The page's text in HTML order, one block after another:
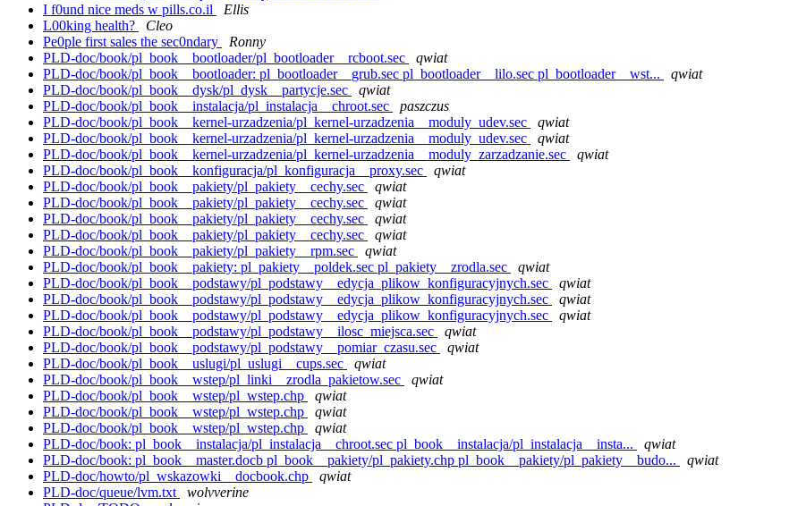
I f0und nice meds w pills.co.il
Ellis
L00king health?
Cleo
Pe0ple first sales the sec0ndary
Ronny
PLD-doc/book/pl_book__bootloader/pl_bootloader__rcboot.sec
qwiat
PLD-doc/book/pl_book__bootloader: pl_bootloader__grub.sec pl_bootloader__lilo.sec pl_bootloader__wst...
qwiat
PLD-doc/book/pl_book__dysk/pl_dysk__partycje.sec
qwiat
PLD-doc/book/pl_book__instalacja/pl_instalacja__chroot.sec
paszczus
PLD-doc/book/pl_book__kernel-urzadzenia/pl_kernel-urzadzenia__moduly_udev.sec
qwiat
PLD-doc/book/pl_book__kernel-urzadzenia/pl_kernel-urzadzenia__moduly_udev.sec
qwiat
PLD-doc/book/pl_book__kernel-urzadzenia/pl_kernel-urzadzenia__moduly_zarzadzanie.sec
qwiat
PLD-doc/book/pl_book__konfiguracja/pl_konfiguracja__proxy.sec
qwiat
PLD-doc/book/pl_book__pakiety/pl_pakiety__cechy.sec
qwiat
PLD-doc/book/pl_book__pakiety/pl_pakiety__cechy.sec
qwiat
PLD-doc/book/pl_book__pakiety/pl_pakiety__cechy.sec
qwiat
PLD-doc/book/pl_book__pakiety/pl_pakiety__cechy.sec
qwiat
PLD-doc/book/pl_book__pakiety/pl_pakiety__rpm.sec
qwiat
PLD-doc/book/pl_book__pakiety: pl_pakiety__poldek.sec pl_pakiety__zrodla.sec
qwiat
PLD-doc/book/pl_book__podstawy/pl_podstawy__edycja_plikow_konfiguracyjnych.sec
qwiat
PLD-doc/book/pl_book__podstawy/pl_podstawy__edycja_plikow_konfiguracyjnych.sec
qwiat
PLD-doc/book/pl_book__podstawy/pl_podstawy__edycja_plikow_konfiguracyjnych.sec
qwiat
PLD-doc/book/pl_book__podstawy/pl_podstawy__ilosc_miejsca.sec
qwiat
PLD-doc/book/pl_book__podstawy/pl_podstawy__pomiar_czasu.sec
qwiat
PLD-doc/book/pl_book__uslugi/pl_uslugi__cups.sec
qwiat
PLD-doc/book/pl_book__wstep/pl_linki__zrodla_pakietow.sec
qwiat
PLD-doc/book/pl_book__wstep/pl_wstep.chp
qwiat
PLD-doc/book/pl_book__wstep/pl_wstep.chp
qwiat
PLD-doc/book/pl_book__wstep/pl_wstep.chp
qwiat
PLD-doc/book: pl_book__instalacja/pl_instalacja__chroot.sec pl_book__instalacja/pl_instalacja__insta...
qwiat
PLD-doc/book: pl_book__master.docb pl_book__pakiety/pl_pakiety.chp pl_book__pakiety/pl_pakiety__budo...
qwiat
PLD-doc/howto/pl_wskazowki__docbook.chp
qwiat
PLD-doc/queue/lvm.txt
wolvverine